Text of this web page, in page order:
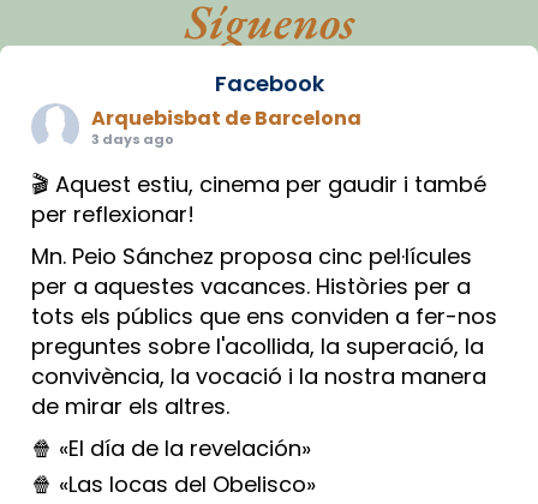
Síguenos
Facebook
Arquebisbat de Barcelona
3 days ago
🎬 Aquest estiu, cinema per gaudir i també
per reflexionar!
Mn. Peio Sánchez proposa cinc pel·lícules
per a aquestes vacances. Històries per a
tots els públics que ens conviden a fer-nos
preguntes sobre l'acollida, la superació, la
convivència, la vocació i la nostra manera
de mirar els altres.
🍿 «El día de la revelación»
🍿 «Las locas del Obelisco»